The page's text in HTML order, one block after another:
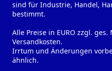
sind für Industrie, Handel,
bestimmt.
Alle Preise in EURO zzgl. ges.
Versandkosten.
Irrtum und Änderungen
ähnlich.